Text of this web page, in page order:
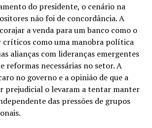
do presidente, o cenário na
não foi de concordância. A
a venda para um banco como o
críticos como uma manobra política
alianças com lideranças emergentes
reformas necessárias no setor. A
no governo e a opinião de que a
prejudicial o levaram a tentar manter
das pressões de grupos